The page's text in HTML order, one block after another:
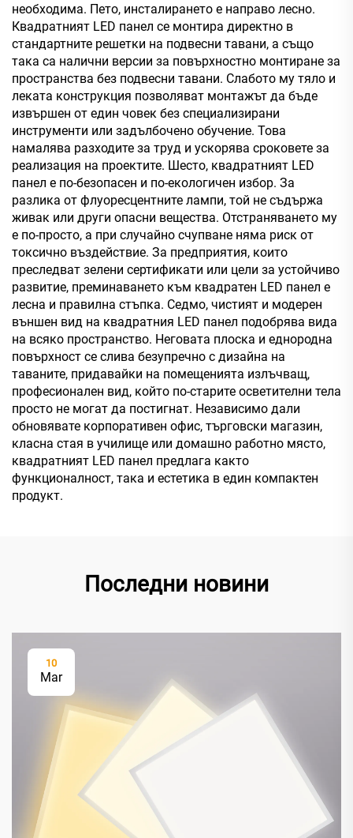
необходима. Пето, инсталирането е направо лесно.
Квадратният LED панел се монтира директно в
стандартните решетки на подвесни тавани, а също
така са налични версии за повърхностно монтиране за
пространства без подвесни тавани. Слабото му тяло и
леката конструкция позволяват монтажът да бъде
извършен от един човек без специализирани
инструменти или задълбочено обучение. Това
намалява разходите за труд и ускорява сроковете за
реализация на проектите. Шесто, квадратният LED
панел е по-безопасен и по-екологичен избор. За
разлика от флуоресцентните лампи, той не съдържа
живак или други опасни вещества. Отстраняването му
е по-просто, а при случайно счупване няма риск от
токсично въздействие. За предприятия, които
преследват зелени сертификати или цели за устойчиво
развитие, преминаването към квадратен LED панел е
лесна и правилна стъпка. Седмо, чистият и модерен
външен вид на квадратния LED панел подобрява вида
на всяко пространство. Неговата плоска и еднородна
повърхност се слива безупречно с дизайна на
таваните, придавайки на помещенията излъчващ,
професионален вид, който по-старите осветителни тела
просто не могат да постигнат. Независимо дали
обновявате корпоративен офис, търговски магазин,
класна стая в училище или домашно работно място,
квадратният LED панел предлага както
функционалност, така и естетика в един компактен
продукт.
Последни новини
10
Mar